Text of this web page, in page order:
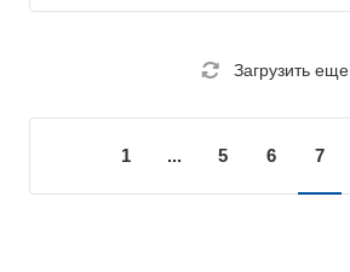
Загрузить еще
1 ... 5 6 7